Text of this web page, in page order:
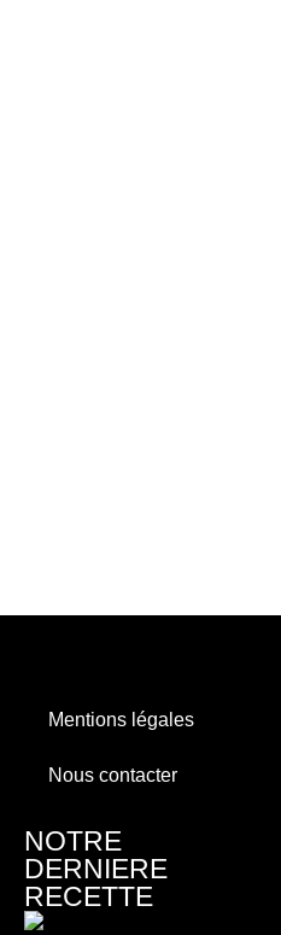
Mentions légales
Nous contacter
NOTRE
DERNIERE
RECETTE